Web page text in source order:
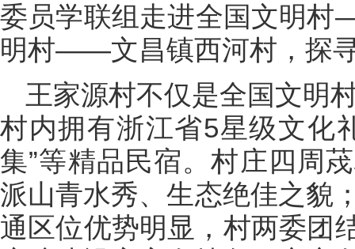
委员学联组走进全国文明
明村——文昌镇西河村，探
王家源村不仅是全国文明
村内拥有浙江省5星级文化
集”等精品民宿。村庄四周
派山青水秀、生态绝佳之貌
通区位优势明显，村两委团